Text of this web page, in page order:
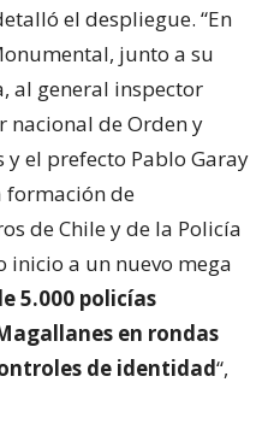
el despliegue. “En
junto a su
al general inspector
nacional de Orden y
el prefecto Pablo Garay
formación de
de Chile y de la Policía
inicio a un nuevo mega
5.000 policías
en rondas
de identidad“,